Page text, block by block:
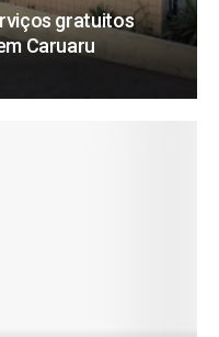
gratuitos
Caruaru